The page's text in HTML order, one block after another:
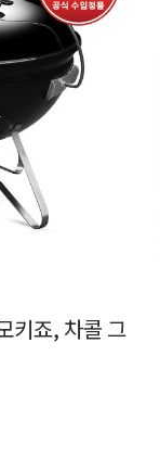
키죠, 차콜 그